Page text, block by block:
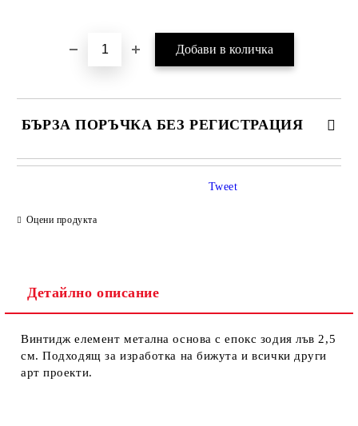
БЪРЗА ПОРЪЧКА БЕЗ РЕГИСТРАЦИЯ
Оцени продукта
Tweet
Детайлно описание
Винтидж елемент метална основа с епокс зодия лъв 2,5
см. Подходящ за изработка на бижута и всички други
арт проекти.